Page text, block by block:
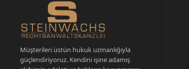
Müşterileri üstün hukuk uzmanlığıyla
güçlendiriyoruz. Kendini işine adamış